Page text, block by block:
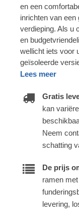
en een
inrichten van een
verdieping. Als u
en
wellicht iets voor
geïsoleerde
Lees meer
Gratis
kan
Neem
schatting
De prijs
ramen
levering,